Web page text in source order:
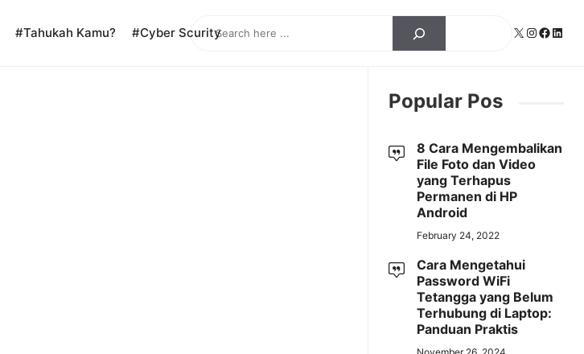
Search X Instagram
#Tahukah Kamu? #Cyber Scurity
Popular Pos
8 Cara Mengembalikan
File Foto dan Video
yang Terhapus
Permanen di HP
Android
February 24, 2022
Cara Mengetahui
Password WiFi
Tetangga yang Belum
Terhubung di Laptop:
Panduan Praktis